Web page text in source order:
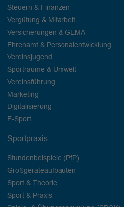
Steuern & Finanzen
Vergütung & Mitarbeit
Versicherungen & GEMA
Ehrenamt & Personalentwicklung
Vereinsjugend
Sporträume & Umwelt
Vereinsführung
Marketing
Digitalisierung
E-Sport
Sportpraxis
Stundenbeispiele (PfP)
Großgeräteaufbauten
Sport & Theorie
Sport & Praxis